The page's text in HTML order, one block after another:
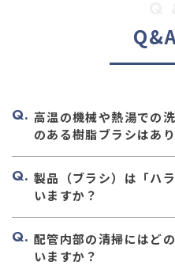
高温の機械や熱湯での
のある樹脂ブラシはあ
製品（ブラシ）は「ハ
いますか？
配管内部の清掃にはど
いますか？